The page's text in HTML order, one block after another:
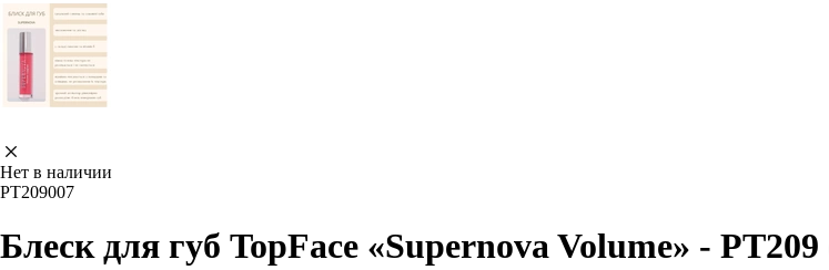
Нет в наличии
PT209007
Блеск для губ TopFace «Supernova Volume» -